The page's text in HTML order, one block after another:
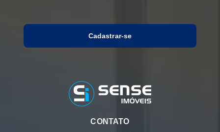
Cadastrar-se
CONTATO